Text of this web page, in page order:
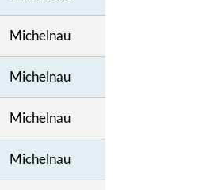
Michelnau
Michelnau
Michelnau
Michelnau